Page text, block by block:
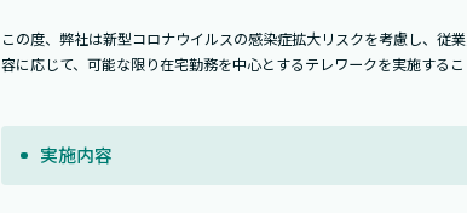
この度、弊社は新型コロナウイルスの感染症拡大リスクを考慮し、従
容に応じて、可能な限り在宅勤務を中心とするテレワークを実施するこ
実施内容